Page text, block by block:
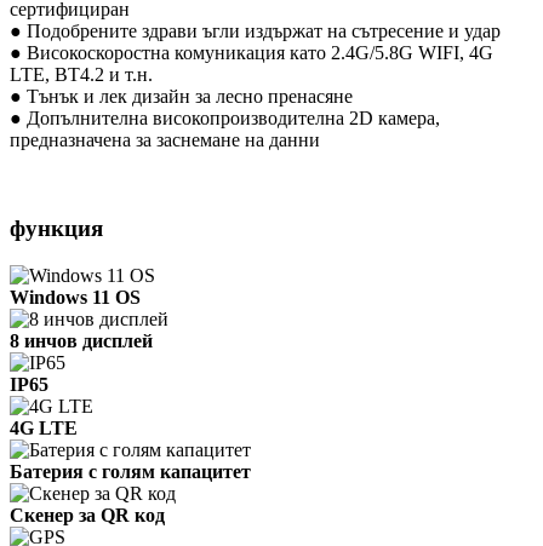
сертифициран
● Подобрените здрави ъгли издържат на сътресение и удар
● Високоскоростна комуникация като 2.4G/5.8G WIFI, 4G
LTE, BT4.2 и т.н.
● Тънък и лек дизайн за лесно пренасяне
● Допълнителна високопроизводителна 2D камера,
предназначена за заснемане на данни
функция
Windows 11 OS
8 инчов дисплей
IP65
4G LTE
Батерия с голям капацитет
Скенер за QR код